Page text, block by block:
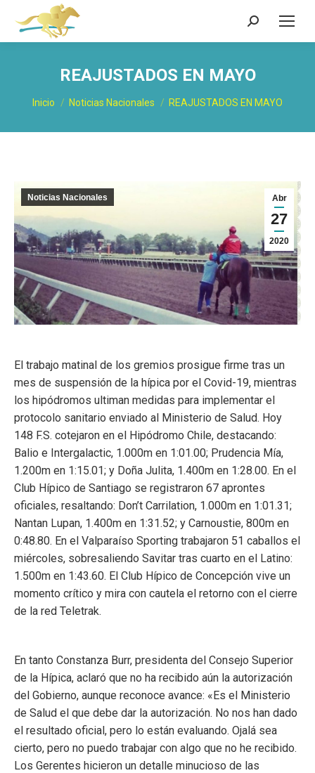
Buscar:
REAJUSTADOS EN MAYO
Estás aquí:
Inicio Noticias Nacionales REAJUSTADOS EN MAYO
Abr
27
2020
Noticias Nacionales
El trabajo matinal de los gremios prosigue firme tras un
mes de suspensión de la hípica por el Covid-19, mientras
los hipódromos ultiman medidas para implementar el
protocolo sanitario enviado al Ministerio de Salud. Hoy
148 F.S. cotejaron en el Hipódromo Chile, destacando:
Balio e Intergalactic, 1.000m en 1:01.00; Prudencia Mía,
1.200m en 1:15.01; y Doña Julita, 1.400m en 1:28.00. En el
Club Hípico de Santiago se registraron 67 aprontes
oficiales, resaltando: Don’t Carrilation, 1.000m en 1:01.31;
Nantan Lupan, 1.400m en 1:31.52; y Carnoustie, 800m en
0:48.80. En el Valparaíso Sporting trabajaron 51 caballos el
miércoles, sobresaliendo Savitar tras cuarto en el Latino:
1.500m en 1:43.60. El Club Hípico de Concepción vive un
momento crítico y mira con cautela el retorno con el cierre
de la red Teletrak.
En tanto Constanza Burr, presidenta del Consejo Superior
de la Hípica, aclaró que no ha recibido aún la autorización
del Gobierno, aunque reconoce avance: «Es el Ministerio
de Salud el que debe dar la autorización. No nos han dado
el resultado oficial, pero lo están evaluando. Ojalá sea
cierto, pero no puedo trabajar con algo que no he recibido.
Los Gerentes hicieron un detalle minucioso de las